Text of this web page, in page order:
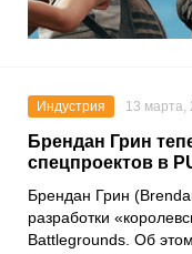
Индустрия 13 марта,
Брендан Грин
спецпроектов в
Брендан Грин
разработки
Battlegrounds. Об